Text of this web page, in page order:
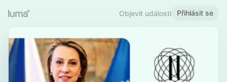
Objevit události Přihlásit se